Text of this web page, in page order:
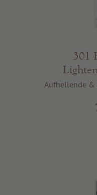
301
Aufhellende &